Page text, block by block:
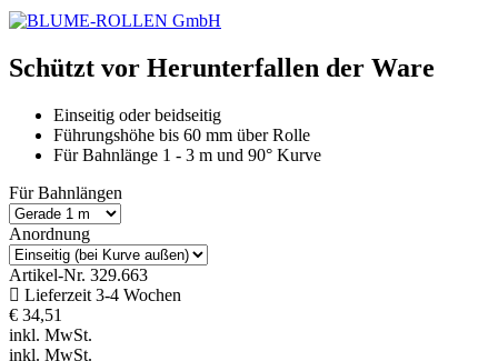
Schützt vor Herunterfallen der Ware
Einseitig oder beidseitig
Führungshöhe bis 60 mm über Rolle
Für Bahnlänge 1 - 3 m und 90° Kurve
Für Bahnlängen
Anordnung
Artikel-Nr. 329.663
Lieferzeit 3-4 Wochen
€ 34,51
inkl. MwSt.
inkl. MwSt.